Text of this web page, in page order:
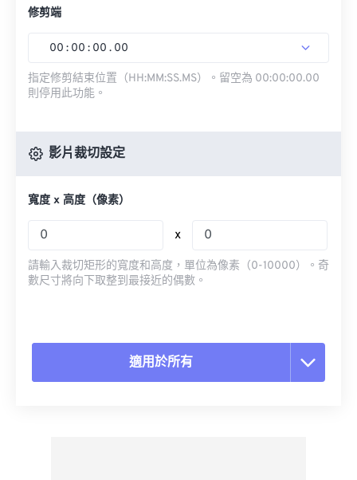
修剪端
00 : 00 : 00 . 00
指定修剪結束位置（HH:MM:SS.MS）。留空為 00:00:00.00
則停用此功能。
影片裁切設定
寬度 x 高度（像素）
x
請輸入裁切矩形的寬度和高度，單位為像素（0-10000）。奇
數尺寸將向下取整到最接近的偶數。
適用於所有